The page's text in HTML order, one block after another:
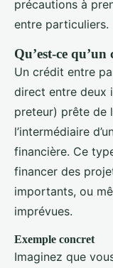
précautions à
entre particuliers.
Qu’est-ce
Un crédit entre
direct entre deux
preteur) prête de
l’intermédiaire
financière. Ce
financer des
importants, ou
imprévues.
Exemple concret
Imaginez que